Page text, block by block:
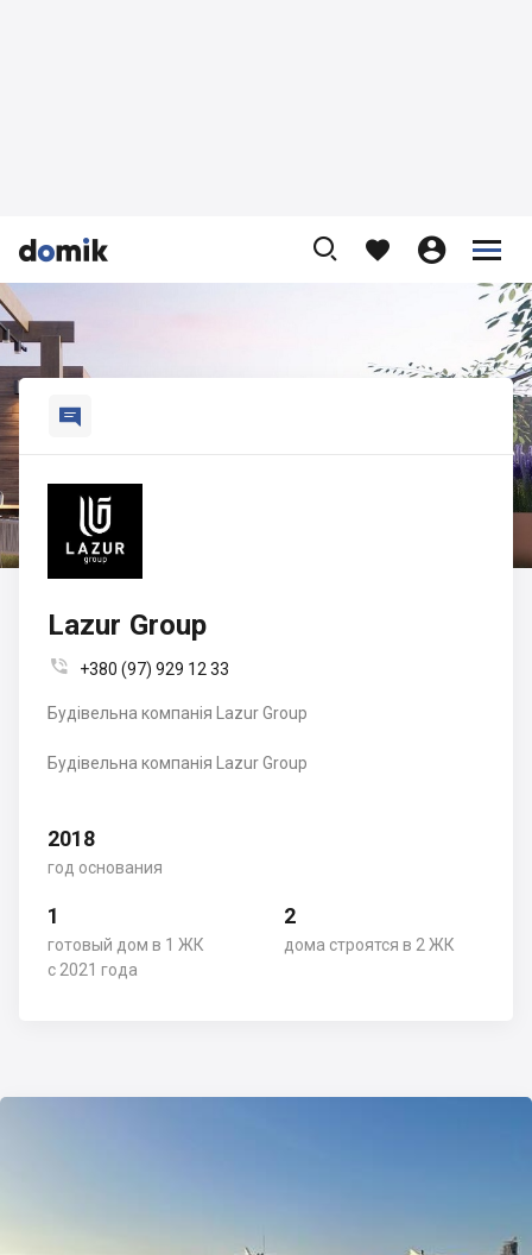


    



Lazur Group
 +380 (97) 929 12 33
Будівельна компанія Lazur Group
Будівельна компанія Lazur Group
2018
год основания
1
готовый дом в 1 ЖК
с 2021 года
2
дома строятся в 2 ЖК